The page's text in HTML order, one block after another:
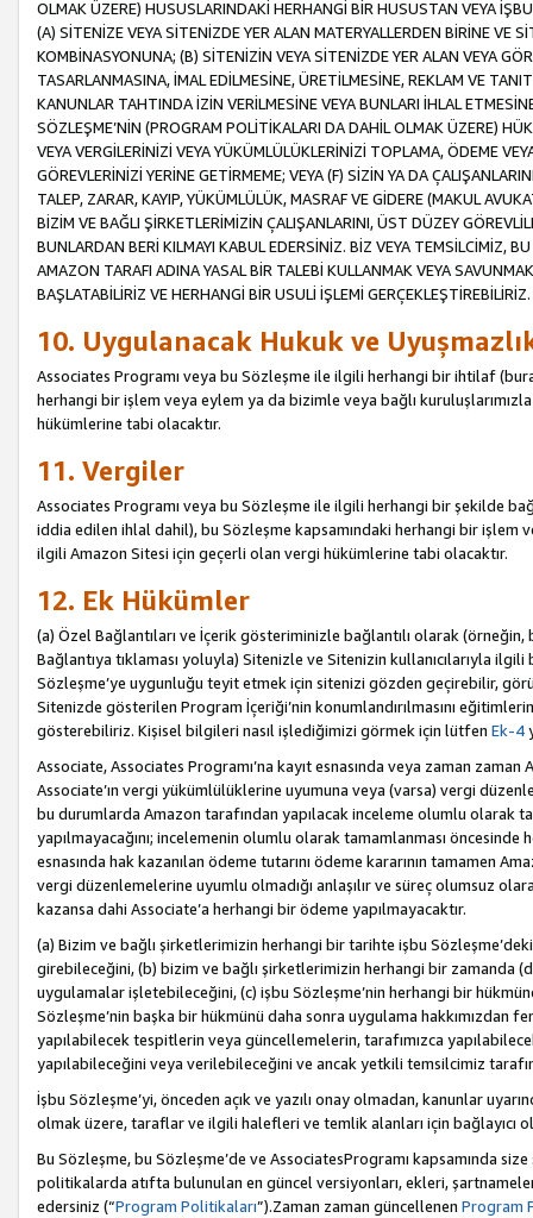
OLMAK ÜZERE) HUSUSLARINDAKİ HERHANGİ BİR HUSUSTAN VEYA
(A) SİTENİZE VEYA SİTENİZDE YER ALAN MATERYALLERDEN BİRİNE VE
KOMBİNASYONUNA; (B) SİTENİZİN VEYA SİTENİZDE YER ALAN VEYA
TASARLANMASINA, İMAL EDİLMESİNE, ÜRETİLMESİNE, REKLAM VE
KANUNLAR TAHTINDA İZİN VERİLMESİNE VEYA BUNLARI İHLAL
SÖZLEŞME’NİN (PROGRAM POLİTİKALARI DA DAHİL OLMAK ÜZERE)
VEYA VERGİLERİNİZİ VEYA YÜKÜMLÜLÜKLERİNİZİ TOPLAMA, ÖDEME
GÖREVLERİNİZİ YERİNE GETİRMEME; VEYA (F) SİZİN YA DA
TALEP, ZARAR, KAYIP, YÜKÜMLÜLÜK, MASRAF VE GİDERE (MAKUL
BİZİM VE BAĞLI ŞİRKETLERİMİZİN ÇALIŞANLARINI, ÜST DÜZEY
BUNLARDAN BERİ KILMAYI KABUL EDERSİNİZ. BİZ VEYA TEMSİLCİMİZ,
AMAZON TARAFI ADINA YASAL BİR TALEBİ KULLANMAK VEYA
BAŞLATABİLİRİZ VE HERHANGİ BİR USULİ İŞLEMİ GERÇEKLEŞTİREBİLİRİZ.
10. Uygulanacak Hukuk ve
Associates Programı veya bu Sözleşme ile ilgili herhangi bir ihtilaf
herhangi bir işlem veya eylem ya da bizimle veya bağlı
hükümlerine tabi olacaktır.
11. Vergiler
Associates Programı veya bu Sözleşme ile ilgili herhangi bir şekilde
iddia edilen ihlal dahil), bu Sözleşme kapsamındaki herhangi bir işlem
ilgili Amazon Sitesi için geçerli olan vergi hükümlerine tabi olacaktır.
12. Ek Hükümler
(a) Özel Bağlantıları ve İçerik gösteriminizle bağlantılı olarak
Bağlantıya tıklaması yoluyla) Sitenizle ve Sitenizin kullanıcılarıyla
Sözleşme’ye uygunluğu teyit etmek için sitenizi gözden geçirebilir,
Sitenizde gösterilen Program İçeriği’nin konumlandırılmasını
gösterebiliriz. Kişisel bilgileri nasıl işlediğimizi görmek için lütfen Ek-4
Associate, Associates Programı’na kayıt esnasında veya zaman
Associate’ın vergi yükümlülüklerine uyumuna veya (varsa) vergi
bu durumlarda Amazon tarafından yapılacak inceleme olumlu olarak
yapılmayacağını; incelemenin olumlu olarak tamamlanması
esnasında hak kazanılan ödeme tutarını ödeme kararının tamamen
vergi düzenlemelerine uyumlu olmadığı anlaşılır ve süreç olumsuz
kazansa dahi Associate’a herhangi bir ödeme yapılmayacaktır.
(a) Bizim ve bağlı şirketlerimizin herhangi bir tarihte işbu
girebileceğini, (b) bizim ve bağlı şirketlerimizin herhangi bir zamanda
uygulamalar işletebileceğini, (c) işbu Sözleşme’nin herhangi bir
Sözleşme’nin başka bir hükmünü daha sonra uygulama hakkımızdan
yapılabilecek tespitlerin veya güncellemelerin, tarafımızca
yapılabileceğini veya verilebileceğini ve ancak yetkili temsilcimiz
İşbu Sözleşme’yi, önceden açık ve yazılı onay olmadan, kanunlar
olmak üzere, taraflar ve ilgili halefleri ve temlik alanları için bağlayıcı
Bu Sözleşme, bu Sözleşme’de ve AssociatesProgramı kapsamında
politikalarda atıfta bulunulan en güncel versiyonları, ekleri,
edersiniz (“Program Politikaları”).Zaman zaman güncellenen Program